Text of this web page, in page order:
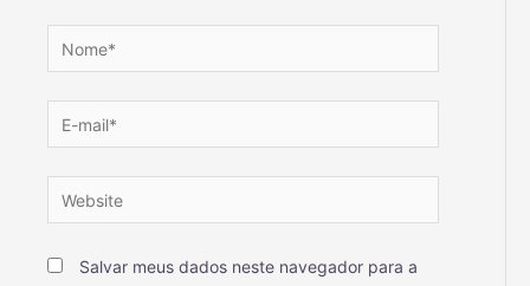
Salvar meus dados neste navegador para a